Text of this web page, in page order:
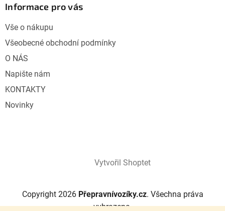
Informace pro vás
Vše o nákupu
Všeobecné obchodní podmínky
O NÁS
Napište nám
KONTAKTY
Novinky
Vytvořil Shoptet
Copyright 2026 Přepravnívozíky.cz. Všechna práva
vyhrazena.